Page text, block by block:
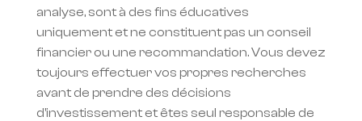
analyse, sont à des fins éducatives
uniquement et ne constituent pas un conseil
financier ou une recommandation. Vous devez
toujours effectuer vos propres recherches
avant de prendre des décisions
d'investissement et êtes seul responsable de